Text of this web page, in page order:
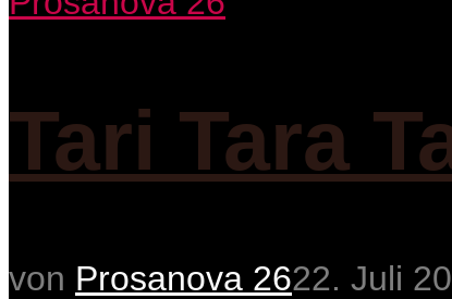
Tari Tara
von Prosanova 2622. Juli